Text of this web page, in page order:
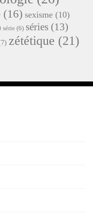
(16) sexisme (10)
série (6) séries (13)
zététique (21)